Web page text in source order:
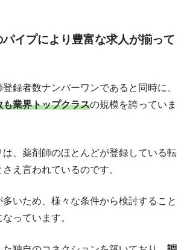
パイプにより豊富な求人が揃って
録者数ナンバーワンであると同時に、
業界トップクラスの規模を誇っていま
は、薬剤師のほとんどが登録している転
え言われているのです。
いため、様々な条件から検討すること
っています。